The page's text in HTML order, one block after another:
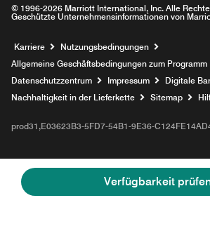
Verfügbarkeit
© 1996-2026 Marriott International, Inc. Alle
Geschützte Unternehmensinformationen von
Karriere Opens a new window
Nutzungsbedingungen
Allgemeine Geschäftsbedingungen zum Programm
Datenschutzzentrum
Impressum
Digitale
Nachhaltigkeit in der Lieferkette
Sitemap
prod31,E03623B3-5FD7-54B1-9E36-